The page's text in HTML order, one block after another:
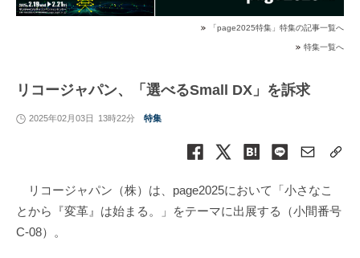
「page2025特集」特集の記事一覧へ
特集一覧へ
リコージャパン、「選べるSmall DX」を訴求
2025年02月03日 13時22分 特集
リコージャパン（株）は、page2025において「小さなこ
とから『変革』は始まる。」をテーマに出展する（小間番号
C-08）。